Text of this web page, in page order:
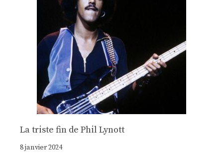
La triste fin de Phil Lynott
8 janvier 2024